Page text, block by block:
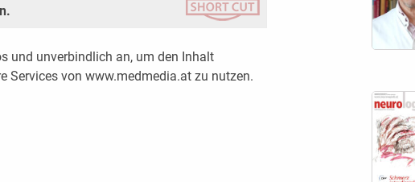
und unverbindlich an, um den Inhalt
Services von www.medmedia.at zu nutzen.